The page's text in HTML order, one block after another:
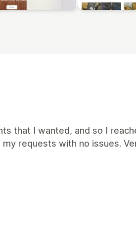
that I wanted, and so I
requests with no issues.